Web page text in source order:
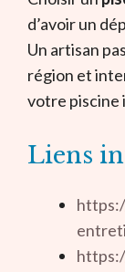
d’avoir un
Un artisan
région et
votre piscine
Liens